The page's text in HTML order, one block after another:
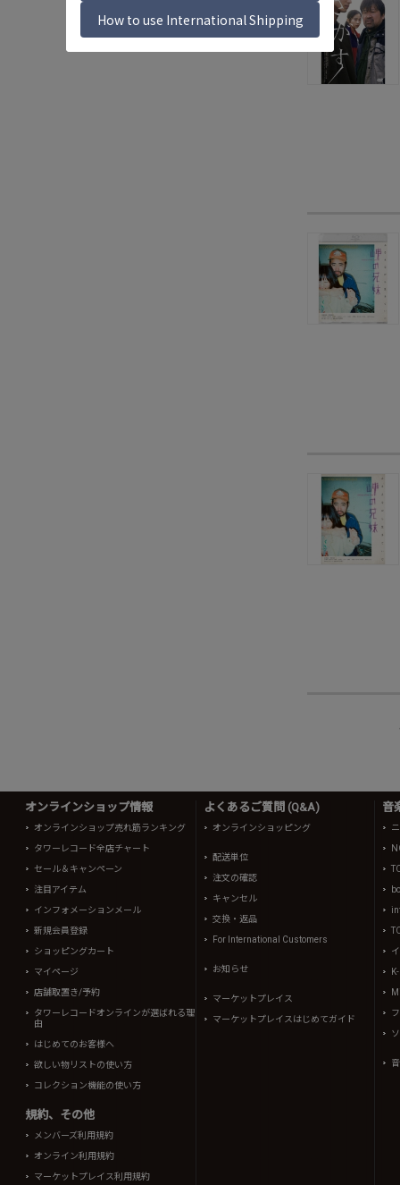
オンラインショップ情報
オンラインショップ売れ筋ランキング
タワーレコード全店チャート
セール＆キャンペーン
注目アイテム
インフォメーションメール
新規会員登録
ショッピングカート
マイページ
店舗取置き/予約
タワーレコードオンラインが選ばれる理
由
はじめてのお客様へ
欲しい物リストの使い方
コレクション機能の使い方
規約、その他
メンバーズ利用規約
オンライン利用規約
マーケットプレイス利用規約
よくあるご質問 (Q&A)
オンラインショッピング
配送単位
注文の確認
キャンセル
交換・返品
For International Customers
お知らせ
マーケットプレイス
マーケットプレイスはじめてガイド
音